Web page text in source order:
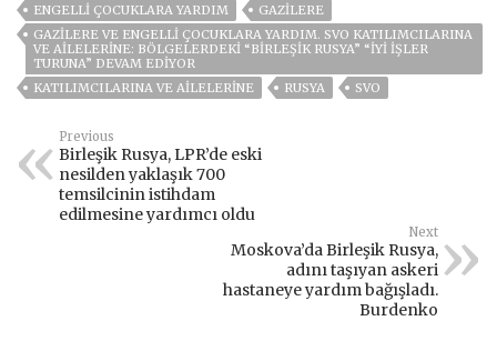
ENGELLI ÇOCUKLARA YARDIM
GAZILERE
GAZILERE VE ENGELLI ÇOCUKLARA YARDIM. SVO KATILIMCILARINA
VE AILELERINE: BÖLGELERDEKI “BIRLEŞIK RUSYA” “IYI IŞLER
TURUNA” DEVAM EDIYOR
KATILIMCILARINA VE AILELERINE
RUSYA SVO
Previous
Birleşik Rusya, LPR’de eski
nesilden yaklaşık 700
temsilcinin istihdam
edilmesine yardımcı oldu
Next
Moskova’da Birleşik Rusya,
adını taşıyan askeri
hastaneye yardım bağışladı.
Burdenko